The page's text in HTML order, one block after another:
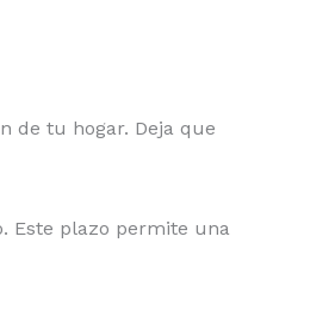
de tu hogar. Deja que
Este plazo permite una